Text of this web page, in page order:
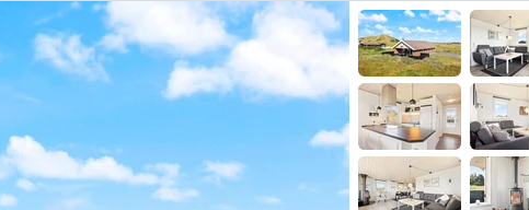
brændeovn
med ydersæsonrabat
for 2 personer
for 6 Personer
for 8 Personer
Sommerhuse i påskeferien
Sommerhuse i sommerferien
Sommerhuse i efterårsferien
Sommerhuse i vinterferien
Sommerhuse i juleferien
Sommerhuse til nytår